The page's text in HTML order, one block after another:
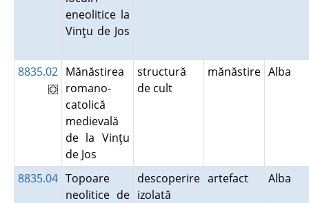
eneolitice la
Vinţu de Jos
8835.02 Mănăstirea
romano-
catolică
medievală
de la Vinţu
de Jos
structură
de cult
mănăstire Alba
8835.04 Topoare
neolitice de
descoperire
izolată
artefact Alba